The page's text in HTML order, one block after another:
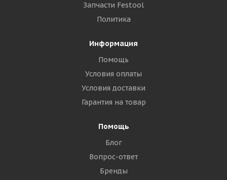
Запчасти Festool
Политика
Информация
Помощь
Условия оплаты
Условия доставки
Гарантия на товар
Помощь
Блог
Вопрос-ответ
Бренды